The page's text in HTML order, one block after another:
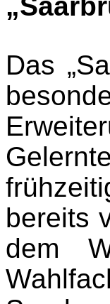
Das
bereits
dem